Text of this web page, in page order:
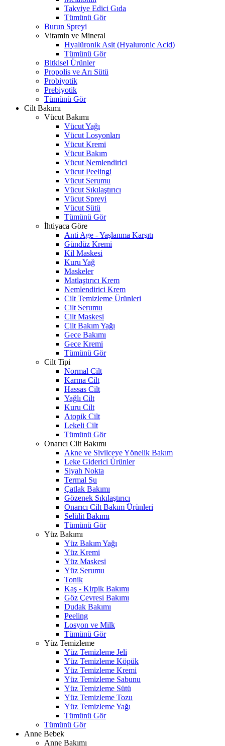
Takviye Edici Gıda
Tümünü Gör
Burun Spreyi
Vitamin ve Mineral
Hyalüronik Asit (Hyaluronic Acid)
Tümünü Gör
Bitkisel Ürünler
Propolis ve Arı Sütü
Probiyotik
Prebiyotik
Tümünü Gör
Cilt Bakımı
Vücut Bakımı
Vücut Yağı
Vücut Losyonları
Vücut Kremi
Vücut Bakım
Vücut Nemlendirici
Vücut Peelingi
Vücut Serumu
Vücut Sıkılaştırıcı
Vücut Spreyi
Vücut Sütü
Tümünü Gör
İhtiyaca Göre
Anti Age - Yaşlanma Karşıtı
Gündüz Kremi
Kil Maskesi
Kuru Yağ
Maskeler
Matlaştırıcı Krem
Nemlendirici Krem
Cilt Temizleme Ürünleri
Cilt Serumu
Cilt Maskesi
Cilt Bakım Yağı
Gece Bakımı
Gece Kremi
Tümünü Gör
Cilt Tipi
Normal Cilt
Karma Cilt
Hassas Cilt
Yağlı Cilt
Kuru Cilt
Atopik Cilt
Lekeli Cilt
Tümünü Gör
Onarıcı Cilt Bakımı
Akne ve Sivilceye Yönelik Bakım
Leke Giderici Ürünler
Siyah Nokta
Termal Su
Çatlak Bakımı
Gözenek Sıkılaştırıcı
Onarıcı Cilt Bakım Ürünleri
Selülit Bakımı
Tümünü Gör
Yüz Bakımı
Yüz Bakım Yağı
Yüz Kremi
Yüz Maskesi
Yüz Serumu
Tonik
Kaş - Kirpik Bakımı
Göz Çevresi Bakımı
Dudak Bakımı
Peeling
Losyon ve Milk
Tümünü Gör
Yüz Temizleme
Yüz Temizleme Jeli
Yüz Temizleme Köpük
Yüz Temizleme Kremi
Yüz Temizleme Sabunu
Yüz Temizleme Sütü
Yüz Temizleme Tozu
Yüz Temizleme Yağı
Tümünü Gör
Tümünü Gör
Anne Bebek
Anne Bakımı